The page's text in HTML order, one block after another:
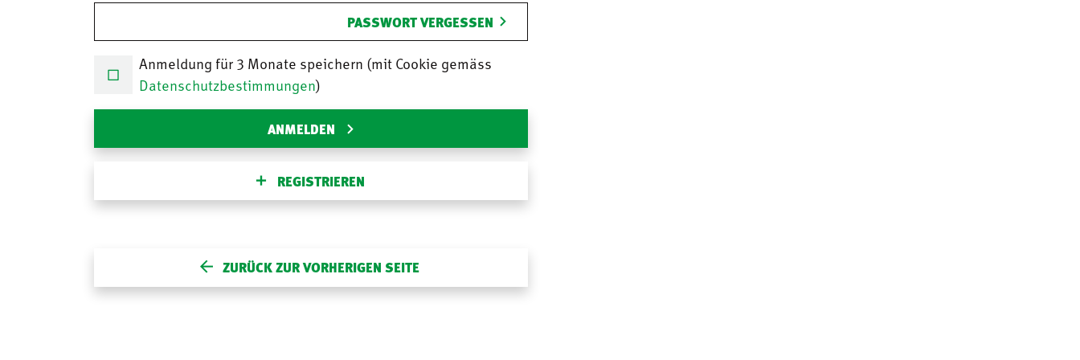
PASSWORT VERGESSEN
Anmeldung für 3 Monate speichern (mit Cookie gemäss
Datenschutzbestimmungen)
ANMELDEN
REGISTRIEREN
ZURÜCK ZUR VORHERIGEN SEITE